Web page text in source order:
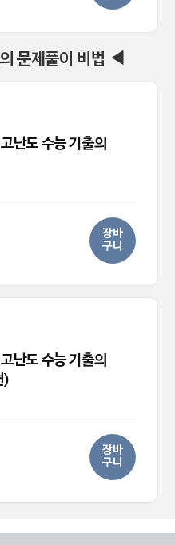
문제풀이 비법 ◀
난도 수능 기출의
장바
구니
난도 수능 기출의
)
장바
구니